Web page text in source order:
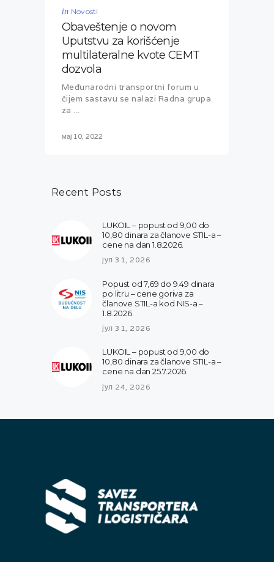
in Novosti
Obaveštenje o novom
Uputstvu za korišćenje
multilateralne kvote CEMT
dozvola
Međunarodni transportni forum u
čijem sastavu se nalazi Radna grupa
za ...
мај 10, 2022
Recent Posts
LUKOIL – popust od 9,00 do
10,80 dinara za članove STIL-a –
cene na dan 1.8.2026.
јул 31, 2026
Popust od 7,69 do 9.49 dinara
po litru – cene goriva za
članove STIL-a kod NIS-a –
1.8.2026.
јул 31, 2026
LUKOIL – popust od 9,00 do
10,80 dinara za članove STIL-a –
cene na dan 25.7.2026.
јул 24, 2026